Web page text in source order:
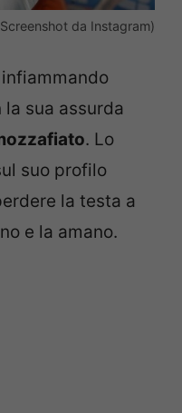
da Instagram)
sua assurda
. Lo
suo profilo
la testa a
e la amano.